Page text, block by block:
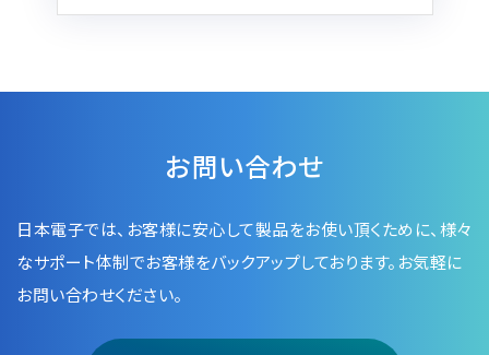
お問い合わせ
日本電子では、お客様に安心して製品をお使い頂くために、 様々
なサポート体制でお客様をバックアップしております。お気軽に
お問い合わせください。